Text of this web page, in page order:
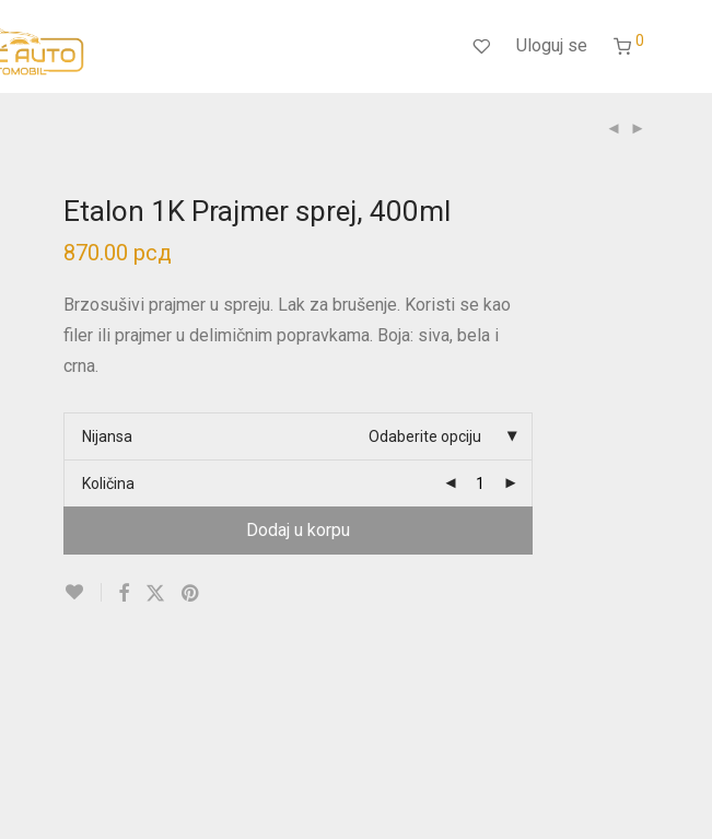
Uloguj se 0
Etalon 1K Prajmer sprej, 400ml
870.00 рсд
Brzosušivi prajmer u spreju. Lak za brušenje. Koristi se kao
filer ili prajmer u delimičnim popravkama. Boja: siva, bela i
crna.
Nijansa Odaberite opciju
Količina
Dodaj u korpu